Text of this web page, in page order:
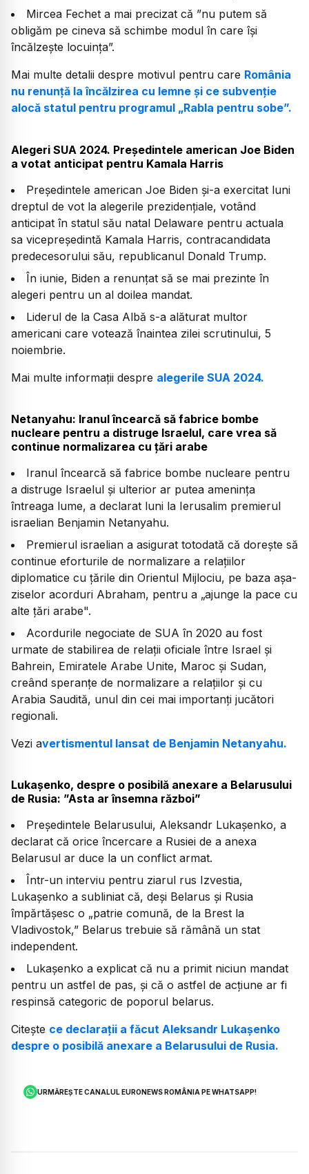
Mircea Fechet a mai precizat că ”nu putem să
obligăm pe cineva să schimbe modul în care își
încălzește locuința”.
Mai multe detalii despre motivul pentru care România
nu renunță la încălzirea cu lemne și ce subvenție
alocă statul pentru programul „Rabla pentru sobe”.
Alegeri SUA 2024. Preşedintele american Joe Biden
a votat anticipat pentru Kamala Harris
Preşedintele american Joe Biden şi-a exercitat luni
dreptul de vot la alegerile prezidenţiale, votând
anticipat în statul său natal Delaware pentru actuala
sa vicepreşedintă Kamala Harris, contracandidata
predecesorului său, republicanul Donald Trump.
În iunie, Biden a renunţat să se mai prezinte în
alegeri pentru un al doilea mandat.
Liderul de la Casa Albă s-a alăturat multor
americani care votează înaintea zilei scrutinului, 5
noiembrie.
Mai multe informații despre alegerile SUA 2024.
Netanyahu: Iranul încearcă să fabrice bombe
nucleare pentru a distruge Israelul, care vrea să
continue normalizarea cu ţări arabe
Iranul încearcă să fabrice bombe nucleare pentru
a distruge Israelul şi ulterior ar putea ameninţa
întreaga lume, a declarat luni la Ierusalim premierul
israelian Benjamin Netanyahu.
Premierul israelian a asigurat totodată că doreşte să
continue eforturile de normalizare a relaţiilor
diplomatice cu ţările din Orientul Mijlociu, pe baza aşa-
ziselor acorduri Abraham, pentru a „ajunge la pace cu
alte ţări arabe".
Acordurile negociate de SUA în 2020 au fost
urmate de stabilirea de relaţii oficiale între Israel şi
Bahrein, Emiratele Arabe Unite, Maroc şi Sudan,
creând speranţe de normalizare a relaţiilor şi cu
Arabia Saudită, unul din cei mai importanţi jucători
regionali.
Vezi avertismentul lansat de Benjamin Netanyahu.
Lukașenko, despre o posibilă anexare a Belarusului
de Rusia: ”Asta ar însemna război”
Președintele Belarusului, Aleksandr Lukașenko, a
declarat că orice încercare a Rusiei de a anexa
Belarusul ar duce la un conflict armat.
Într-un interviu pentru ziarul rus Izvestia,
Lukașenko a subliniat că, deși Belarus și Rusia
împărtășesc o „patrie comună, de la Brest la
Vladivostok,” Belarus trebuie să rămână un stat
independent.
Lukașenko a explicat că nu a primit niciun mandat
pentru un astfel de pas, și că o astfel de acțiune ar fi
respinsă categoric de poporul belarus.
Citește ce declarații a făcut Aleksandr Lukașenko
despre o posibilă anexare a Belarusului de Rusia.
URMĂREȘTE CANALUL EURONEWS ROMÂNIA PE WHATSAPP!